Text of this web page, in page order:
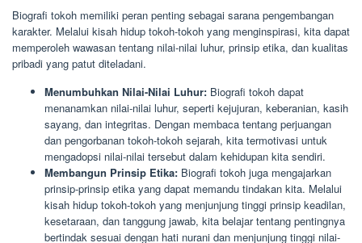
Biografi tokoh memiliki peran penting sebagai sarana pengembangan
karakter. Melalui kisah hidup tokoh-tokoh yang menginspirasi, kita dapat
memperoleh wawasan tentang nilai-nilai luhur, prinsip etika, dan kualitas
pribadi yang patut diteladani.
Menumbuhkan Nilai-Nilai Luhur: Biografi tokoh dapat
menanamkan nilai-nilai luhur, seperti kejujuran, keberanian, kasih
sayang, dan integritas. Dengan membaca tentang perjuangan
dan pengorbanan tokoh-tokoh sejarah, kita termotivasi untuk
mengadopsi nilai-nilai tersebut dalam kehidupan kita sendiri.
Membangun Prinsip Etika: Biografi tokoh juga mengajarkan
prinsip-prinsip etika yang dapat memandu tindakan kita. Melalui
kisah hidup tokoh-tokoh yang menjunjung tinggi prinsip keadilan,
kesetaraan, dan tanggung jawab, kita belajar tentang pentingnya
bertindak sesuai dengan hati nurani dan menjunjung tinggi nilai-